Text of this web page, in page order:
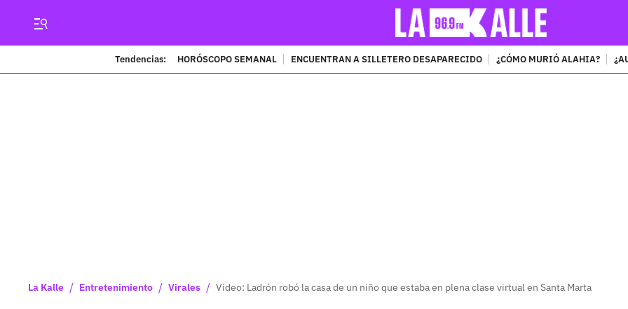
Tendencias: HORÓSCOPO SEMANAL ENCUENTRAN A SILLETERO DESAPARECIDO ¿CÓMO MURIÓ ALAHIA?
La Kalle / Entretenimiento / Virales / Vídeo: Ladrón robó la casa de un niño que estaba en plena clase virtual en Santa Marta